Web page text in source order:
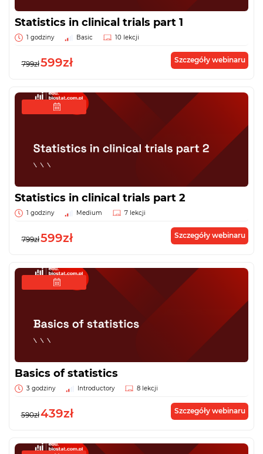
Statistics in clinical trials part 1
1 godziny Basic 10 lekcji
799zł599zł Szczegóły webinaru
Statistics in clinical trials part 2
1 godziny Medium 7 lekcji
799zł599zł Szczegóły webinaru
Basics of statistics
3 godziny Introductory 8 lekcji
590zł439zł Szczegóły webinaru